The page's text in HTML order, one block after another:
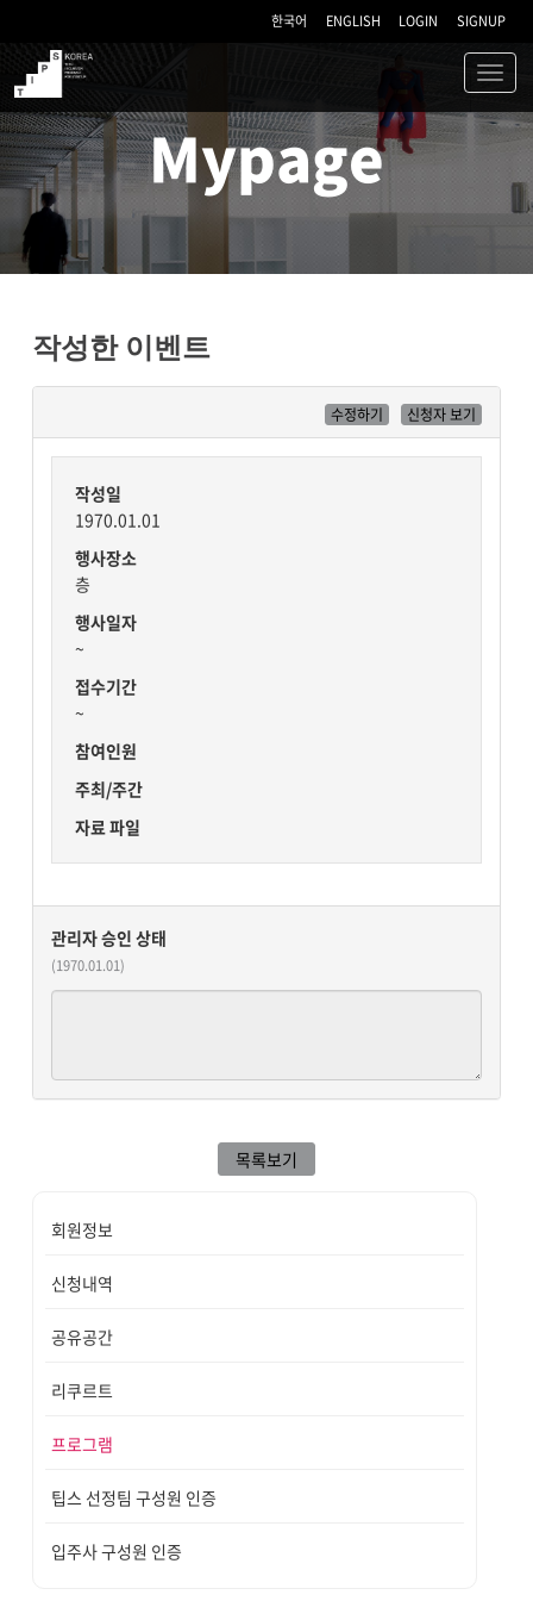
한국어 ENGLISH LOGIN SIGNUP
TIPS
Mypage
작성한 이벤트
수정하기 신청자 보기
작성일
1970.01.01
행사장소
층
행사일자
~
접수기간
~
참여인원
주최/주간
자료 파일
관리자 승인 상태
(1970.01.01)
목록보기
회원정보
신청내역
공유공간
리쿠르트
프로그램
팁스 선정팀 구성원 인증
입주사 구성원 인증